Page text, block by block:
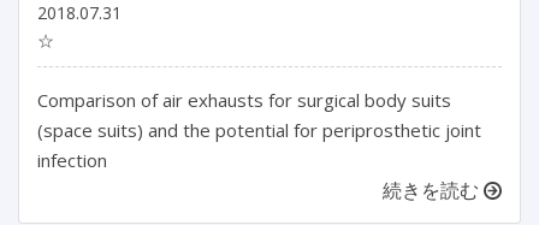
2018.07.31
☆
Comparison of air exhausts for surgical body suits
(space suits) and the potential for periprosthetic joint
infection
続きを読む